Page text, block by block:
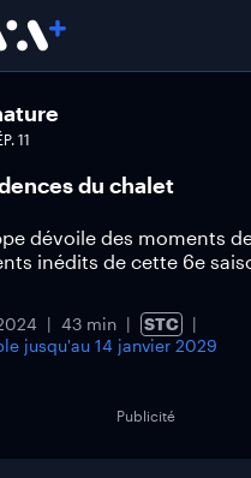
11
du chalet
dévoile des moments
inédits de cette 6e
43 min
STC
jusqu'au 14 janvier 2029
Publicité